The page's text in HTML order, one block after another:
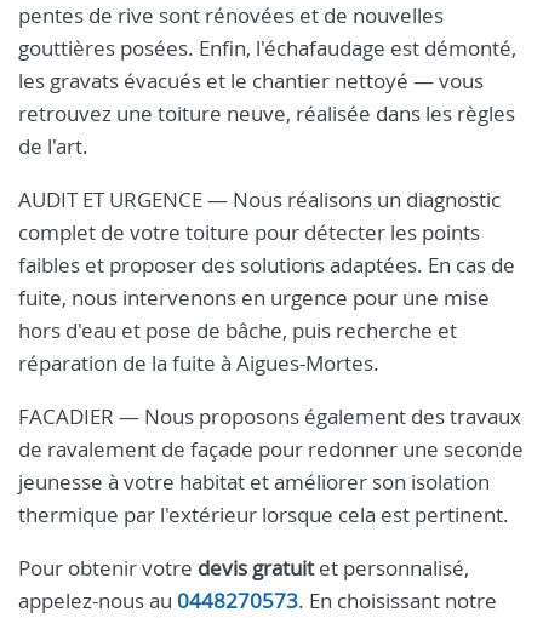
pentes de rive sont rénovées et de nouvelles
gouttières posées. Enfin, l'échafaudage est démonté,
les gravats évacués et le chantier nettoyé — vous
retrouvez une toiture neuve, réalisée dans les règles
de l'art.
AUDIT ET URGENCE — Nous réalisons un diagnostic
complet de votre toiture pour détecter les points
faibles et proposer des solutions adaptées. En cas de
fuite, nous intervenons en urgence pour une mise
hors d'eau et pose de bâche, puis recherche et
réparation de la fuite à Aigues-Mortes.
FACADIER — Nous proposons également des travaux
de ravalement de façade pour redonner une seconde
jeunesse à votre habitat et améliorer son isolation
thermique par l'extérieur lorsque cela est pertinent.
Pour obtenir votre devis gratuitet personnalisé,
appelez-nous au 0448270573. En choisissant notre